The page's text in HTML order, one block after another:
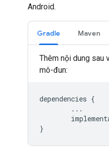
Android.
Gradle Maven
Thêm nội dung sau
mô-đun:
dependencies {
...
}